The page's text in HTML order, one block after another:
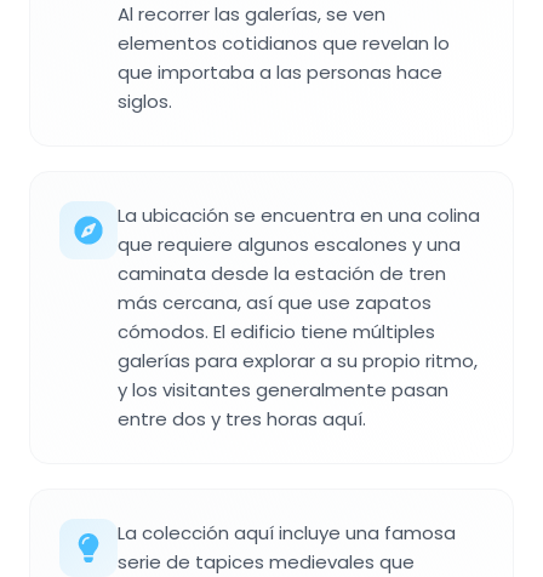
Al recorrer las galerías, se ven
elementos cotidianos que revelan lo
que importaba a las personas hace
siglos.
La ubicación se encuentra en una colina
que requiere algunos escalones y una
caminata desde la estación de tren
más cercana, así que use zapatos
cómodos. El edificio tiene múltiples
galerías para explorar a su propio ritmo,
y los visitantes generalmente pasan
entre dos y tres horas aquí.
La colección aquí incluye una famosa
serie de tapices medievales que